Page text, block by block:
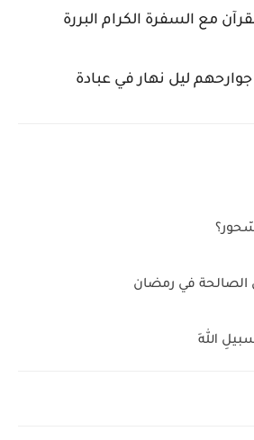
مع السفرة الكرام البررة
جوارحهم ليل نهار في عبادة
الصالحة في رمضان
اللهِ